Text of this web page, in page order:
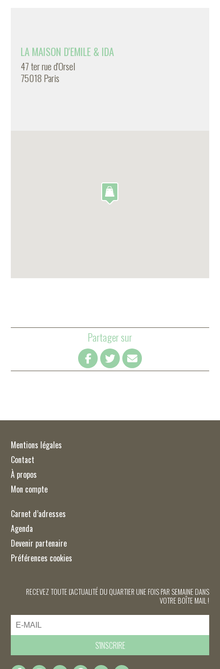
LA MAISON D'EMILE & IDA
47 ter rue d'Orsel
75018 Paris
Partager sur
Mentions légales
Contact
À propos
Mon compte
Carnet d’adresses
Agenda
Devenir partenaire
Préférences cookies
RECEVEZ TOUTE L'ACTUALITÉ DU QUARTIER UNE FOIS PAR SEMAINE DANS
VOTRE BOÎTE MAIL !